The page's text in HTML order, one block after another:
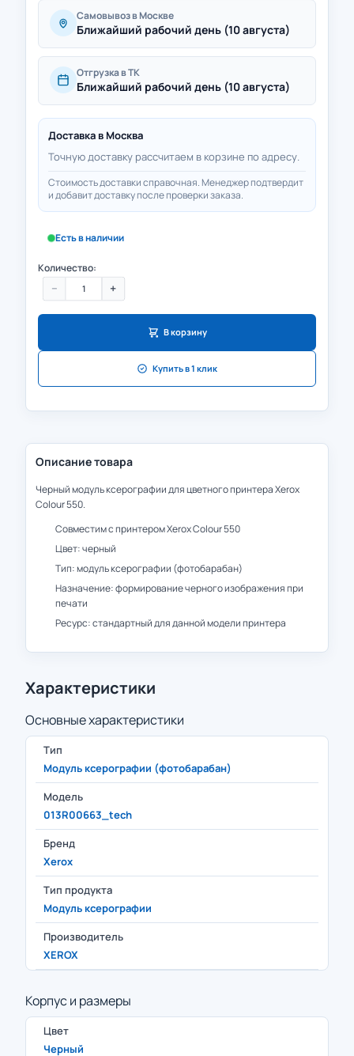
Самовывоз в Москве
Ближайший рабочий день (10 августа)
Отгрузка в ТК
Ближайший рабочий день (10 августа)
Доставка в Москва
Точную доставку рассчитаем в корзине по адресу.
Стоимость доставки справочная. Менеджер подтвердит
и добавит доставку после проверки заказа.
Есть в наличии
Количество:
− +
В корзину
Купить в 1 клик
Описание товара
Черный модуль ксерографии для цветного принтера Xerox
Colour 550.
Совместим с принтером Xerox Colour 550
Цвет: черный
Тип: модуль ксерографии (фотобарабан)
Назначение: формирование черного изображения при
печати
Ресурс: стандартный для данной модели принтера
Характеристики
Основные характеристики
Тип
Модуль ксерографии (фотобарабан)
Модель
013R00663_tech
Бренд
Xerox
Тип продукта
Модуль ксерографии
Производитель
XEROX
Корпус и размеры
Цвет
Черный